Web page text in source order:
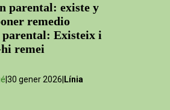
parental: existe y
remedio
parental: Existeix i
remei
|30 gener 2026| Línia